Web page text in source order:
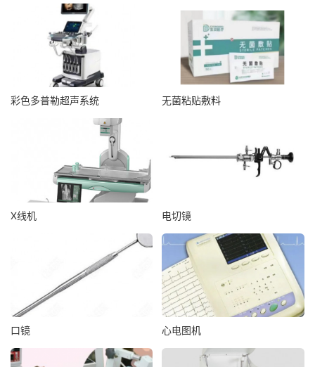
彩色多普勒超声系统 无菌粘贴敷料
X线机 电切镜
口镜 心电图机